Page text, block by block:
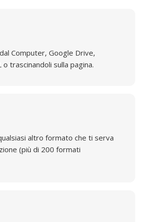
Computer, Google Drive,
trascinandoli sulla pagina.
altro formato che ti serva
(più di 200 formati